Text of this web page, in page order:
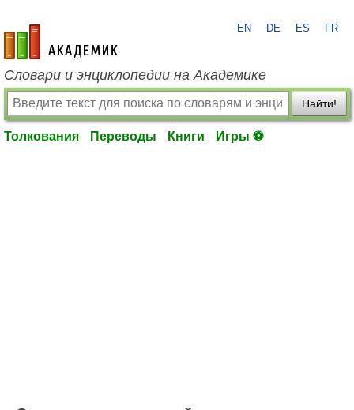
academic.ru
EN DE ES FR
Словари и энциклопедии на Академике
Найти!
Толкования Переводы Книги Игры ⚽